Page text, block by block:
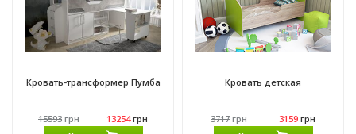
Кровать-трансформер Пумба
15593 грн 13254грн
Кровать детская
3717 грн 3159 грн